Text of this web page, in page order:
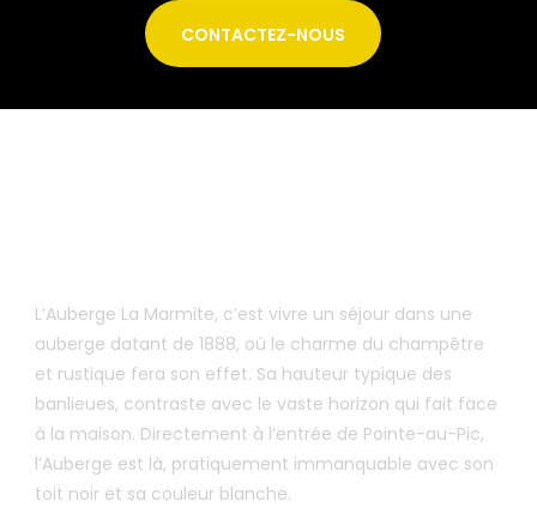
CONTACTEZ-NOUS
L’Auberge La Marmite, c’est vivre un séjour dans une
auberge datant de 1888, où le charme du champêtre
et rustique fera son effet. Sa hauteur typique des
banlieues, contraste avec le vaste horizon qui fait face
à la maison. Directement à l’entrée de Pointe-au-Pic,
l’Auberge est là, pratiquement immanquable avec son
toit noir et sa couleur blanche.